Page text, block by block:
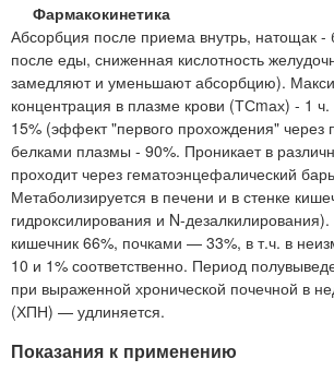
Фармакокинетика
Абсорбция после приема внутрь, натощак -
после еды, сниженная кислотность
замедляют и уменьшают абсорбцию).
концентрация в плазме крови (ТСmах) - 1 ч.
15% (эффект "первого прохождения" через
белками плазмы - 90%. Проникает в
проходит через гематоэнцефалический
Метаболизируется в печени и в стенке
гидроксилирования и N-
кишечник 66%, почками — 33%, в т.ч. в
10 и 1% соответственно. Период
при выраженной хронической почечной в
(ХПН) — удлиняется.
Показания к применению